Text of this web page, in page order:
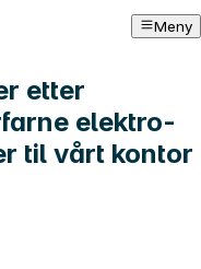
Meny
etter
elektro-
til vårt kontor